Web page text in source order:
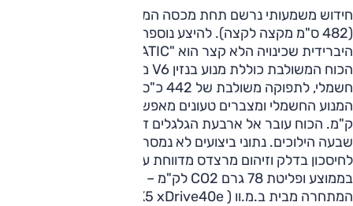
חידוש משמעותי נרשם תחת מכסה המנוע של הרכב הגדול
(482 ס"מ מקצה לקצה). להיצע נוספה גרסת פלאג-אין
ק"מ. הכוח עובר אל ארבעת הגלגלים דרך תיבה אוטומטית עם
שבעה הילוכים. נתוני ביצועים לא נמסרו, אבל בכל הקשור
בממוצע ופליטת 78 גרם CO2 לק"מ – נתונים דומים לאלה של
המתחרה מבית ב.מ.וו ( X5 xDrive40e).